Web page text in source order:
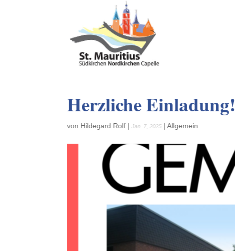
Herzliche Einladung!
von Hildegard Rolf |Jan. 7, 2025 |Allgemein